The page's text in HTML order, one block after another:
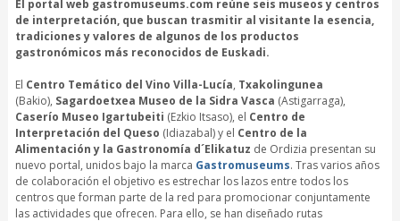
El portal web gastromuseums.com reúne seis museos y centros
de interpretación, que buscan trasmitir al visitante la esencia,
tradiciones y valores de algunos de los productos
gastronómicos más reconocidos de Euskadi.
El Centro Temático del Vino Villa-Lucía, Txakolingunea
(Bakio), Sagardoetxea Museo de la Sidra Vasca (Astigarraga),
Caserío Museo Igartubeiti (Ezkio Itsaso), el Centro de
Interpretación del Queso (Idiazabal) y el Centro de la
Alimentación y la Gastronomía d´Elikatuz de Ordizia presentan su
nuevo portal, unidos bajo la marca Gastromuseums. Tras varios años
de colaboración el objetivo es estrechar los lazos entre todos los
centros que forman parte de la red para promocionar conjuntamente
las actividades que ofrecen. Para ello, se han diseñado rutas